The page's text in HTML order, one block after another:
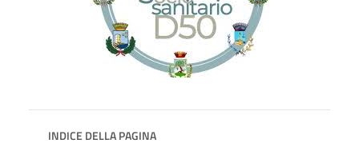
INDICE DELLA PAGINA